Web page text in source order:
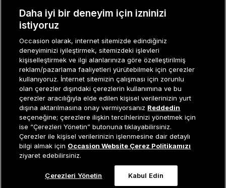
Tükendi
Müşteri İlişkileri0 850 800 01 20
KADIN KATEGORILER
GRUP MARKALAR
ERKEK KATEGORILER
Occasion bir EREN PERAKENDE markasıdır. © Eren Holding
Daha iyi bir deneyim için izninizi
istiyoruz
Occasion olarak, internet sitemizde edindiğiniz
deneyiminizi iyileştirmek, sitemizdeki işlevleri
kişiselleştirmek ve ilgi alanlarınıza göre özelleştirilmiş
reklam/pazarlama faaliyetleri yürütebilmek için çerezler
kullanıyoruz. İnternet sitemizin çalışması için zorunlu
olan çerezler dışındaki çerezlerin kullanımına ve bu
çerezler aracılığıyla elde edilen kişisel verilerinizin yurt
dışına aktarılmasına onay vermiyorsanız Reddedin
seçeneğine; çerezlere ilişkin tercihlerinizi yönetmek için
ise “Çerezleri Yönetin” butonuna tıklayabilirsiniz.
Çerezler ile kişisel verilerinizin işlenmesine dair detaylı
bilgi almak için Occasion Website Çerez Politikamızı
ziyaret edebilirsiniz.
Çerezleri Yönetin Kabul Edin